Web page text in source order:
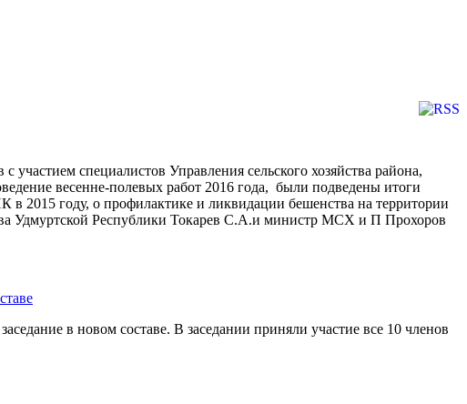
специалистов Управления сельского хозяйства района,
весенне-полевых работ 2016 года, были подведены итоги
в 2015 году, о профилактике и ликвидации бешенства на территории
Удмуртской Республики Токарев С.А.и министр МСХ и П Прохоров
в новом составе. В заседании приняли участие все 10 членов